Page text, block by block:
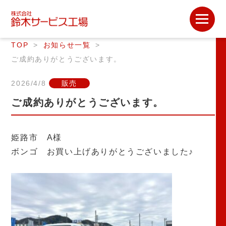
TOP
お知らせ一覧
ご成約ありがとうございます。
2026/4/8 販売
ご成約ありがとうございます。
姫路市 A様
ボンゴ お買い上げありがとうございました♪